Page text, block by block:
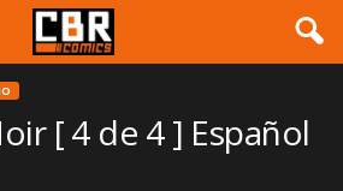
[ 4 de 4 ] Español